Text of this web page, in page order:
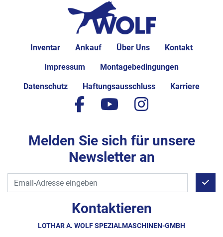
Inventar Ankauf Über Uns Kontakt
Impressum Montagebedingungen
Datenschutz Haftungsausschluss Karriere
Kontaktieren
LOTHAR A. WOLF SPEZIALMASCHINEN-GMBH
facebook
youtubeinstagram
Melden Sie sich für unsere
Newsletter an